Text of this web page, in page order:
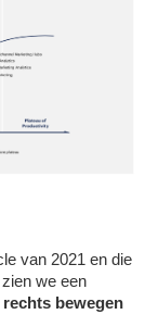
van 2021 en die
bewegen